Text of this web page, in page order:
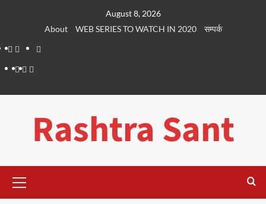
August 8, 2026
About
WEB SERIES TO WATCH IN 2020
सम्पर्क
About
WEB
SERIES
Dehradun
LifePlaces
सम्पर्क
Rashtra Sant
Menu